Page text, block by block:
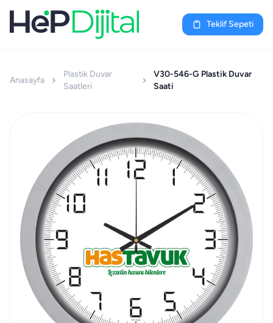
Teklif Sepeti
Anasayfa
Plastik Duvar
Saatleri
V30-546-G Plastik Duvar
Saati